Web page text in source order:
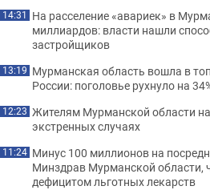
14:31 На расселение «авариек» в
миллиардов: власти нашли
застройщиков
13:19 Мурманская область вошла в
России: поголовье рухнуло на
12:23 Жителям Мурманской области
экстренных случаях
11:24 Минус 100 миллионов на
Минздрав Мурманской области,
дефицитом льготных лекарств